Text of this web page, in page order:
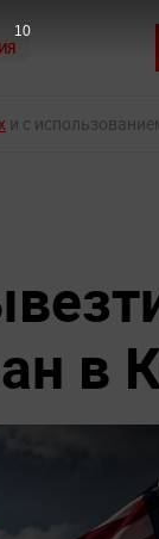
и с
в
9